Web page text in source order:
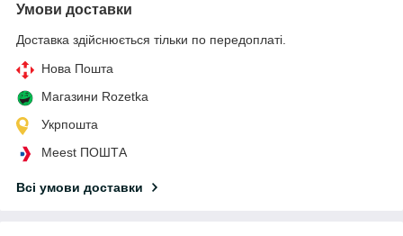
Умови доставки
Доставка здійснюється тільки по передоплаті.
Нова Пошта
Магазини Rozetka
Укрпошта
Meest ПОШТА
Всі умови доставки